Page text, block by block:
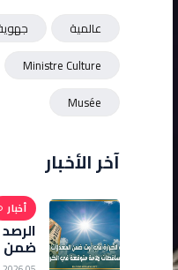
عالمية
Ministre Culture
Musée
آخر الأخبار
أخبار
ضمن